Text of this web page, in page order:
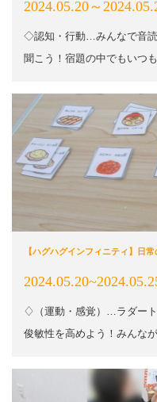
2024.05.20～
◇認知・行動…みんなで音
聞こう！宿題の中でもいつ
【ハグハグインフィニティ】日
♢（運動・感覚）…ラダー
俊敏性を高めよう！みんな